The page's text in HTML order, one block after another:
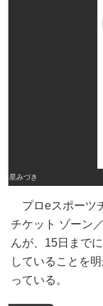
白星みづき
プロeスポーツ
チケット ゾーン
んが、15日まで
していることを
っている。